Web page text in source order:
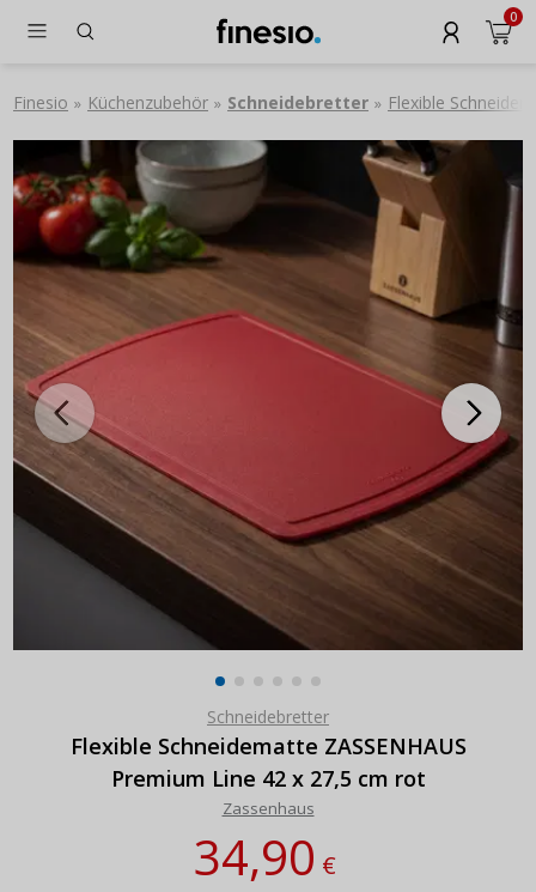
0
Finesio » Küchenzubehör » Schneidebretter » Flexible
Schneidebretter
Flexible Schneidematte ZASSENHAUS
Premium Line 42 x 27,5 cm rot
Zassenhaus
34,90€